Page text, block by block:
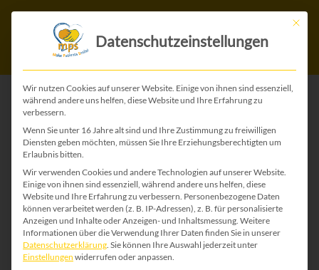
Mit
Datenschutzeinstellungen
Wir nutzen Cookies auf unserer Website. Einige von ihnen sind essenziell,
während andere uns helfen, diese Website und Ihre Erfahrung zu
verbessern.
Wenn Sie unter 16 Jahre alt sind und Ihre Zustimmung zu freiwilligen
Diensten geben möchten, müssen Sie Ihre Erziehungsberechtigten um
Erlaubnis bitten.
Wir verwenden Cookies und andere Technologien auf unserer Website.
Einige von ihnen sind essenziell, während andere uns helfen, diese
Website und Ihre Erfahrung zu verbessern. Personenbezogene Daten
können verarbeitet werden (z. B. IP-Adressen), z. B. für personalisierte
Anzeigen und Inhalte oder Anzeigen- und Inhaltsmessung. Weitere
Informationen über die Verwendung Ihrer Daten finden Sie in unserer
Datenschutzerklärung. Sie können Ihre Auswahl jederzeit unter
Einstellungen widerrufen oder anpassen.